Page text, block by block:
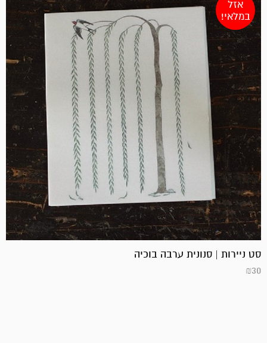
אזל
במלאי!
סט ניירות | סנונית ערבה בוכיה
₪30